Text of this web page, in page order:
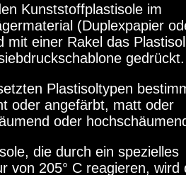
Kunststoffplastisole im
(Duplexpapier
mit einer Rakel das
gedrückt.
Plastisoltypen
oder angefärbt, matt oder
oder
die durch ein spezielles
von 205° C reagieren, wird